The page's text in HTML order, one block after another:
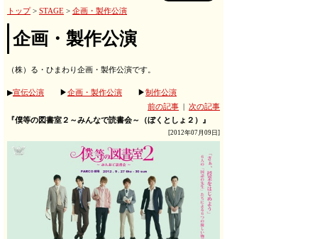
トップ> STAGE > 企画・製作公演
企画・製作公演
（株）る・ひまわり企画・製作公演です。
▶宣伝公演 ▶企画・製作公演 ▶制作公演
前の記事
次の記事
『僕等の図書室２～みんなで読書会～（ぼくとしょ２）』
[2012年07月09日]